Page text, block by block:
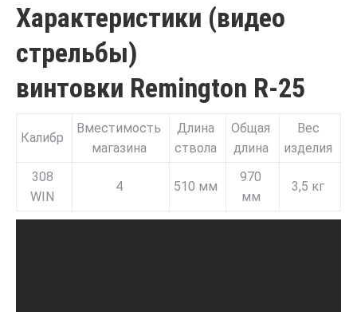
Характеристики (видео
стрельбы)
винтовки Remington R-25
Калибр
Вместимость
магазина
Длина
ствола
Общая
длина
Вес
изделия
308
WIN
4 510 мм
970
мм
3,5 кг